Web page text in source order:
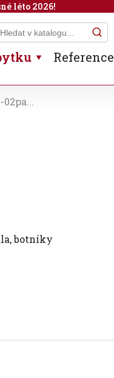
Reference
botníky
léto 2026!